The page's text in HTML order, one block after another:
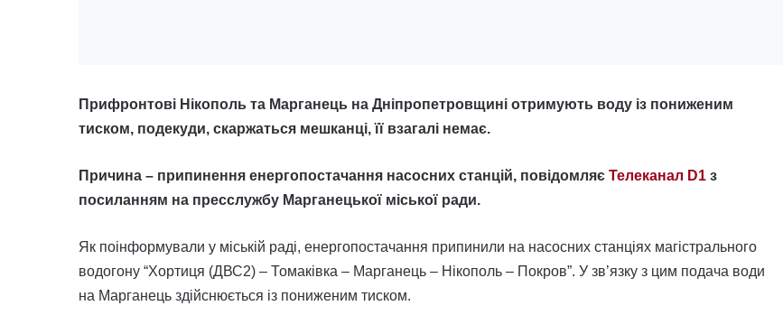
Прифронтові Нікополь та Марганець на Дніпропетровщині отримують воду із пониженим
тиском, подекуди, скаржаться мешканці, її взагалі немає.
Причина – припинення енергопостачання насосних станцій, повідомляє Телеканал D1 з
посиланням на пресслужбу Марганецької міської ради.
Як поінформували у міській раді, енергопостачання припинили на насосних станціях магістрального
водогону “Хортиця (ДВС2) – Томаківка – Марганець – Нікополь – Покров”. У зв’язку з цим подача води
на Марганець здійснюється із пониженим тиском.